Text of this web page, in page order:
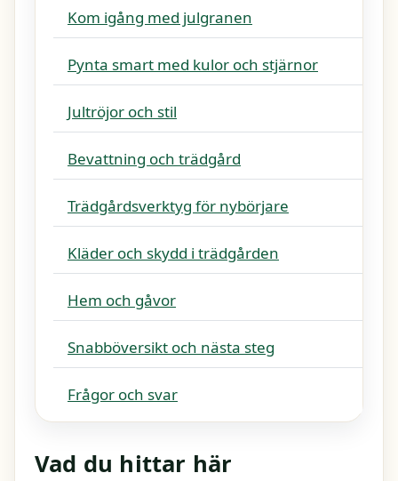
Kom igång med julgranen
Pynta smart med kulor och stjärnor
Jultröjor och stil
Bevattning och trädgård
Trädgårdsverktyg för nybörjare
Kläder och skydd i trädgården
Hem och gåvor
Snabböversikt och nästa steg
Frågor och svar
Vad du hittar här